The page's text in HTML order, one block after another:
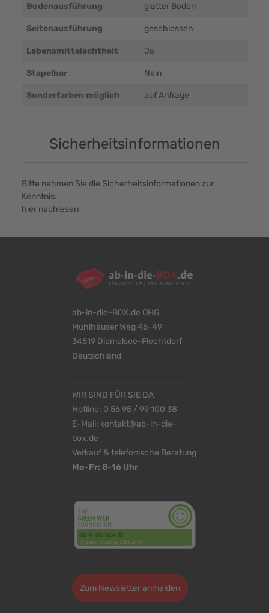
Bodenausführung glatter Boden
Seitenausführung geschlossen
Lebensmittelechtheit Ja
Stapelbar Nein
Sonderfarben möglich auf Anfrage
Sicherheitsinformationen
Bitte nehmen Sie die Sicherheitsinformationen zur
Kenntnis:
hier nachlesen
ab-in-die-BOX.de OHG
Mühlhäuser Weg 45-49
34519 Diemelsee-Flechtdorf
Deutschland
WIR SIND FÜR SIE DA
Hotline: 0 56 95 / 99 100 38
E-Mail: kontakt@ab-in-die-
box.de
Verkauf & telefonische Beratung
Mo-Fr: 8-16 Uhr
Zum Newsletter anmelden